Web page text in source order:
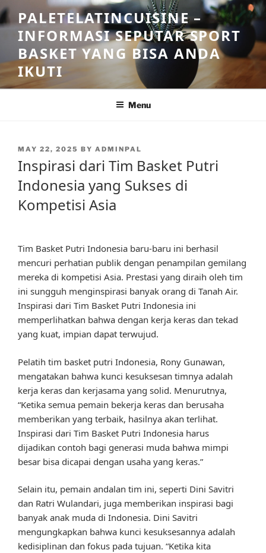
Skip
to
content
PALETELATINCUISINE –
INFORMASI SEPUTAR SPORT
BASKET YANG BISA ANDA
IKUTI
Menu
POSTED
MAY 22, 2025 BY ADMINPAL
Inspirasi dari Tim Basket Putri
Indonesia yang Sukses di
Kompetisi Asia
Tim Basket Putri Indonesia baru-baru ini berhasil
mencuri perhatian publik dengan penampilan gemilang
mereka di kompetisi Asia. Prestasi yang diraih oleh tim
ini sungguh menginspirasi banyak orang di Tanah Air.
Inspirasi dari Tim Basket Putri Indonesia ini
memperlihatkan bahwa dengan kerja keras dan tekad
yang kuat, impian dapat terwujud.
Pelatih tim basket putri Indonesia, Rony Gunawan,
mengatakan bahwa kunci kesuksesan timnya adalah
kerja keras dan kerjasama yang solid. Menurutnya,
“Ketika semua pemain bekerja keras dan berusaha
memberikan yang terbaik, hasilnya akan terlihat.
Inspirasi dari Tim Basket Putri Indonesia harus
dijadikan contoh bagi generasi muda bahwa mimpi
besar bisa dicapai dengan usaha yang keras.”
Selain itu, pemain andalan tim ini, seperti Dini Savitri
dan Ratri Wulandari, juga memberikan inspirasi bagi
banyak anak muda di Indonesia. Dini Savitri
mengungkapkan bahwa kunci kesuksesannya adalah
kedisiplinan dan fokus pada tujuan. “Ketika kita